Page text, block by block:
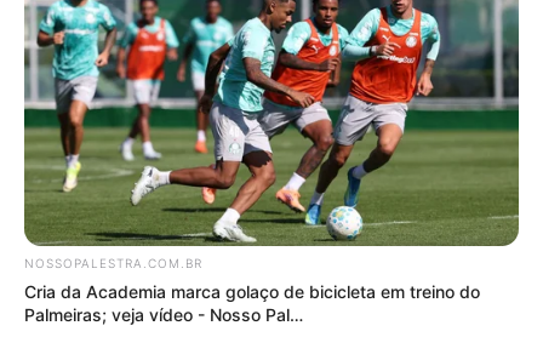
torneio continental
Cauã Campana
15/08/2025 16:14
Compartilhar